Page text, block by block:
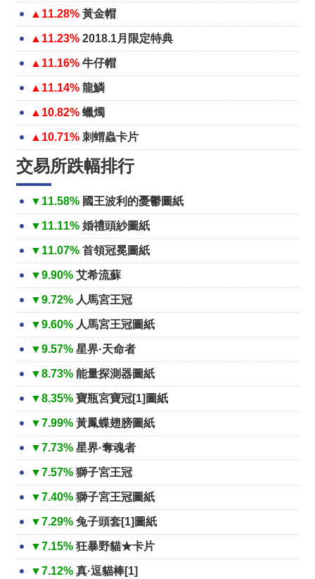
▲11.28% 黃金帽
▲11.23% 2018.1月限定特典
▲11.16% 牛仔帽
▲11.14% 龍鱗
▲10.82% 蠟燭
▲10.71% 刺蝟蟲卡片
交易所跌幅排行
▼11.58% 國王波利的憂鬱圖紙
▼11.11% 婚禮頭紗圖紙
▼11.07% 首領冠冕圖紙
▼9.90% 艾希流蘇
▼9.72% 人馬宮王冠
▼9.60% 人馬宮王冠圖紙
▼9.57% 星界·天命者
▼8.73% 能量探測器圖紙
▼8.35% 寶瓶宮寶冠[1]圖紙
▼7.99% 黃鳳蝶翅膀圖紙
▼7.73% 星界·奪魂者
▼7.57% 獅子宮王冠
▼7.40% 獅子宮王冠圖紙
▼7.29% 兔子頭套[1]圖紙
▼7.15% 狂暴野貓★卡片
▼7.12% 真·逗貓棒[1]